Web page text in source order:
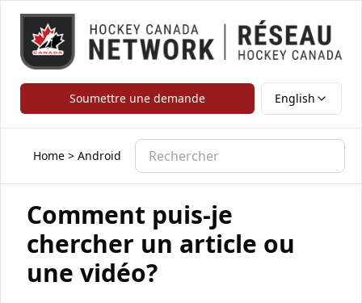
Soumettre une demande English
Home > Android
Comment puis-je
chercher un article ou
une vidéo?